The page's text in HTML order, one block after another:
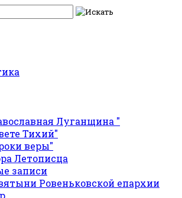
Луганщина "
Тихий"
веры"
Летописца
записи
Ровеньковской епархии